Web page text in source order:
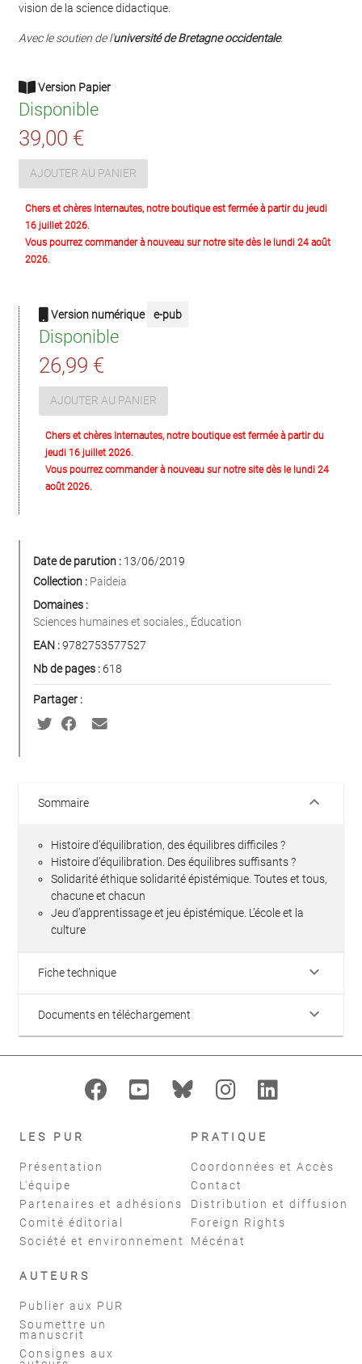
vision de la science didactique.
Avec le soutien de l'université de Bretagne occidentale.
Version Papier
Disponible
39,00 €
AJOUTER AU PANIER
Chers et chères Internautes, notre boutique est fermée à partir du jeudi
16 juillet 2026.
Vous pourrez commander à nouveau sur notre site dès le lundi 24 août
2026.
Version numérique e-pub
Disponible
26,99 €
AJOUTER AU PANIER
Chers et chères Internautes, notre boutique est fermée à partir du
jeudi 16 juillet 2026.
Vous pourrez commander à nouveau sur notre site dès le lundi 24
août 2026.
Date de parution : 13/06/2019
Collection : Paideia
Domaines :
Sciences humaines et sociales. , Éducation
EAN :9782753577527
Nb de pages : 618
Partager :
Sommaire keyboard_arrow_down
Histoire d’équilibration, des équilibres difficiles ?
Histoire d’équilibration. Des équilibres suffisants ?
Solidarité éthique solidarité épistémique. Toutes et tous,
chacune et chacun
Jeu d’apprentissage et jeu épistémique. L’école et la
culture
Fiche technique keyboard_arrow_down
Documents en téléchargement keyboard_arrow_down
LES PUR
Présentation
L'équipe
Partenaires et adhésions
Comité éditorial
Société et environnement
PRATIQUE
Coordonnées et Accès
Contact
Distribution et diffusion
Foreign Rights
Mécénat
AUTEURS
Publier aux PUR
Soumettre un
manuscrit
Consignes aux